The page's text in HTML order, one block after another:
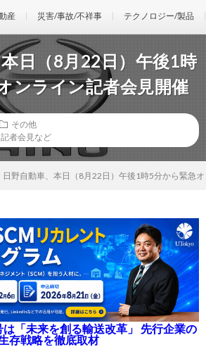
産 災害/事故/不祥事 テクノロジー/製品
日（8月22日）午後1時
ンライン記者会見開催
その他
記者会見など
日野自動車、本日（8月22日）午後1時5分から緊急
「未来を創る輸送改革」 先行企業の
存戦略を徹底取材